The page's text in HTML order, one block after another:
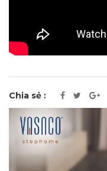
Chia sẻ :